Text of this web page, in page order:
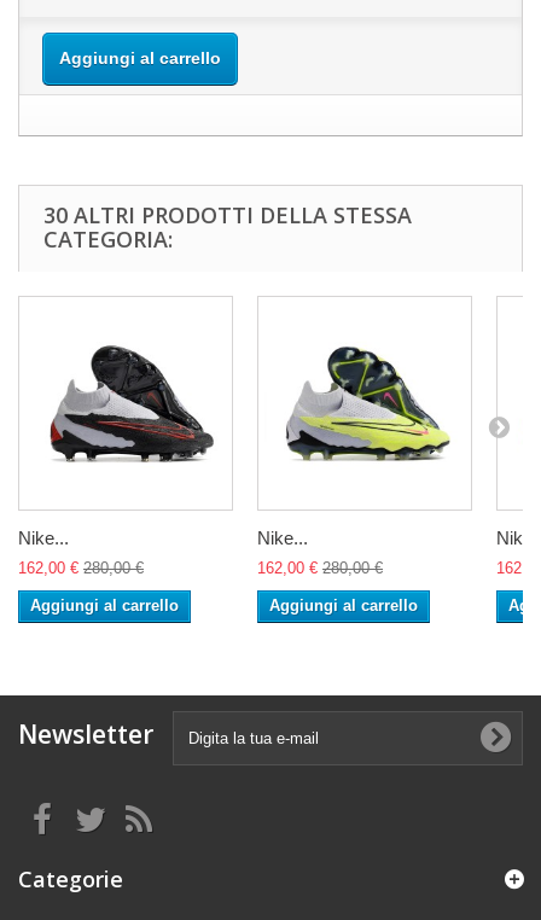
Aggiungi al carrello
30 ALTRI PRODOTTI DELLA STESSA
CATEGORIA:
Nike...
162,00 € 280,00 €
Aggiungi al carrello
Nike...
162,00 € 280,00 €
Aggiungi al carrello
Newsletter
Categorie